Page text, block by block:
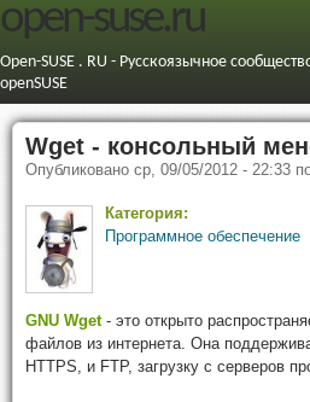
open-suse.ru
Open-SUSE . RU - Русскоязычное
openSUSE
Wget - консольный
Опубликовано ср, 09/05/2012 - 22:33
Категория:
Программное обеспечение
GNU Wget- это открыто
файлов из интернета. Она
HTTPS, и FTP, загрузку с серверов